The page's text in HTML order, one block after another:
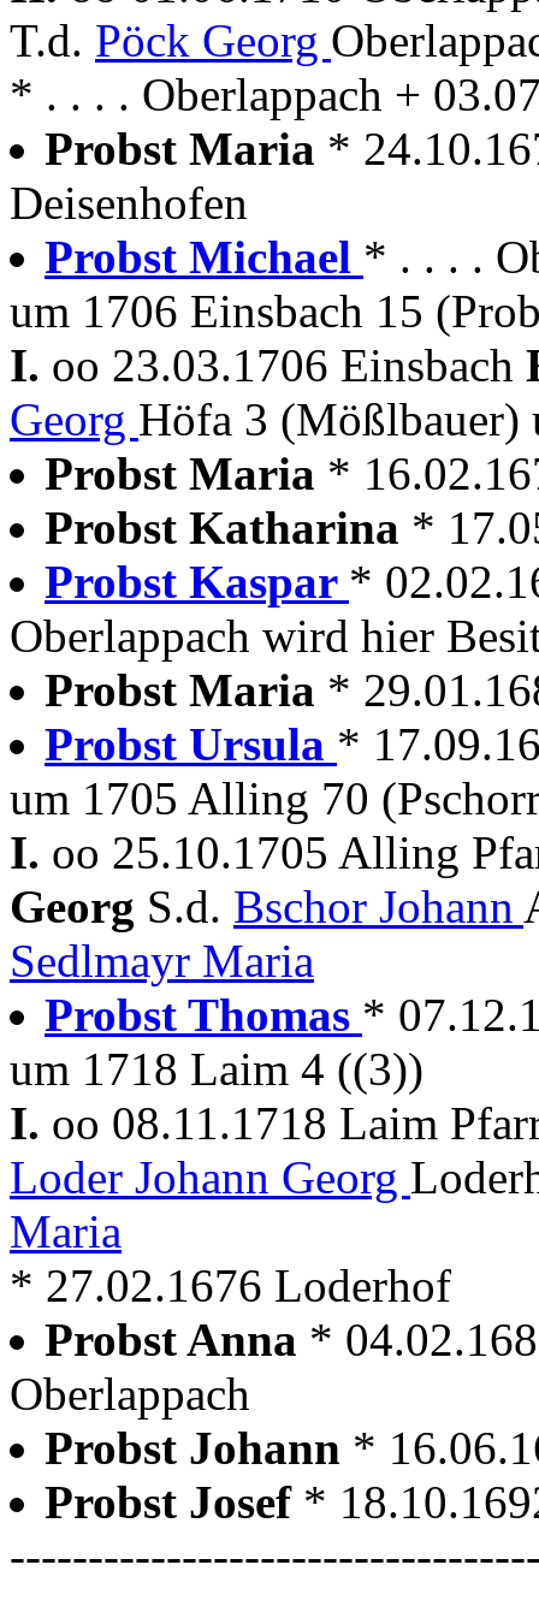
T.d. Pöck Georg
* . . . . Oberlappach +
Probst Maria *
Deisenhofen
Probst Michael * . . . .
um 1706 Einsbach 15
I. oo 23.03.1706 Einsbach
Georg Höfa 3 (Mößlbauer)
Probst Maria *
Probst Katharina *
Probst Kaspar *
Oberlappach wird hier
Probst Maria *
Probst Ursula *
um 1705 Alling 70
I. oo 25.10.1705 Alling
Georg S.d. Bschor Johann
Sedlmayr Maria
Probst Thomas *
um 1718 Laim 4 ((3))
I. oo 08.11.1718 Laim
Loder Johann Georg
Maria
* 27.02.1676 Loderhof
Probst Anna *
Oberlappach
Probst Johann *
Probst Josef *